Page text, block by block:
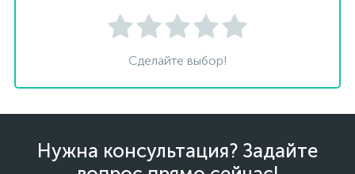
Сделайте выбор!
Нужна консультация? Задайте